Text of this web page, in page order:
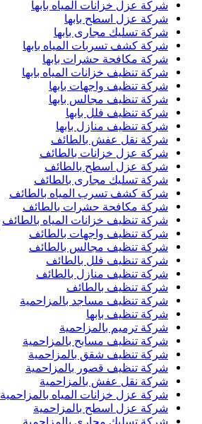
شركة عزل خزانات المياه بابها
شركة عزل اسطح بابها
شركة تسليك مجارى بابها
شركة كشف تسربات المياه بابها
شركة مكافحة حشرات بابها
شركة تنظيف خزانات المياه بابها
شركة تنظيف واجهات بابها
شركة تنظيف مجالس بابها
شركة تنظيف فلل بابها
شركة تنظيف منازل بابها
شركة نقل عفش بالطائف
شركة عزل خزانات بالطائف
شركة عزل اسطح بالطائف
شركة تسليك مجارى بالطائف
شركة كشف تسرب المياه بالطائف
شركة مكافحة حشرات بالطائف
شركة تنظيف خزانات المياه بالطائف
شركة تنظيف واجهات بالطائف
شركة تنظيف مجالس بالطائف
شركة تنظيف فلل بالطائف
شركة تنظيف منازل بالطائف
شركة تنظيف بالطائف
شركة تنظيف مساجد بالمزاحمية
شركة تنظيف بابها
شركة ترميم بالمزاحمية
شركة تنظيف مسابح بالمزاحمية
شركة تنظيف شقق بالمزاحمية
شركة تنظيف قصور بالمزاحمية
شركة نقل عفش بالمزاحمية
شركة عزل خزانات المياه بالمزاحمية
شركة عزل اسطح بالمزاحمية